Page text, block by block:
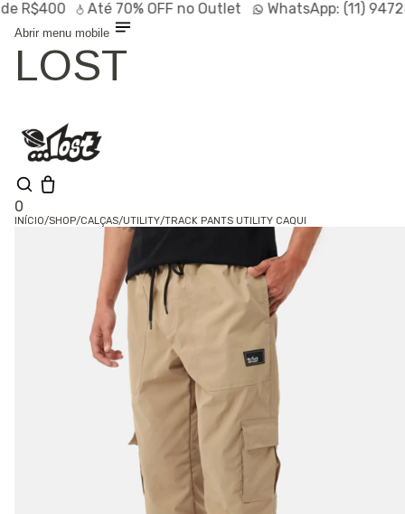
Até70% OFFno Outlet WhatsApp:(11) 94728-
Abrir menu mobile
LOST
0
SALE
INÍCIO/SHOP/CALÇAS/UTILITY/TRACK PANTS UTILITY CAQUI